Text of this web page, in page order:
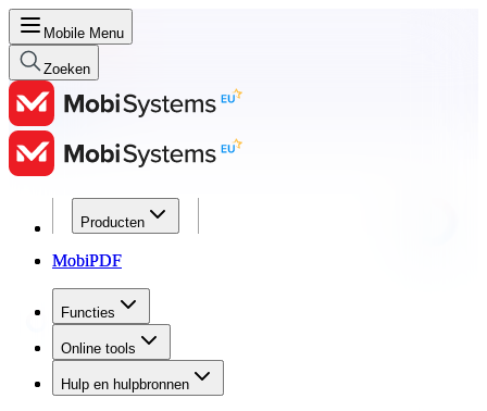
Mobile Menu
Zoeken
Producten
MobiPDF
Functies
Online tools
Hulp en hulpbronnen
Producten
MobiPDF
Functies
Online tools
Hulp en hulpbronnen